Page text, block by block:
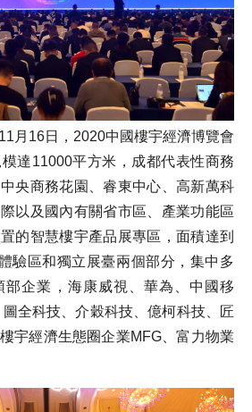
月16日，2020中國樓宇經濟博覽會
達11000平方米，成都代表性商務
央商務花園、睿東中心、高新萬科
以及國內有關省市區、產業功能區
的智慧樓宇產品展專區，面積達到
驗區和獨立展臺兩個部分，集中多
部企業，海康威視、華為、中國移
全科技、介穀科技、億柯科技、匠
宇經濟生態圈企業MFG、富力物業